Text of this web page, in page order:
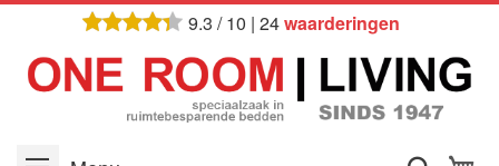
Ga
naar
de
inhoud
9.3 / 10 | 24waarderingen